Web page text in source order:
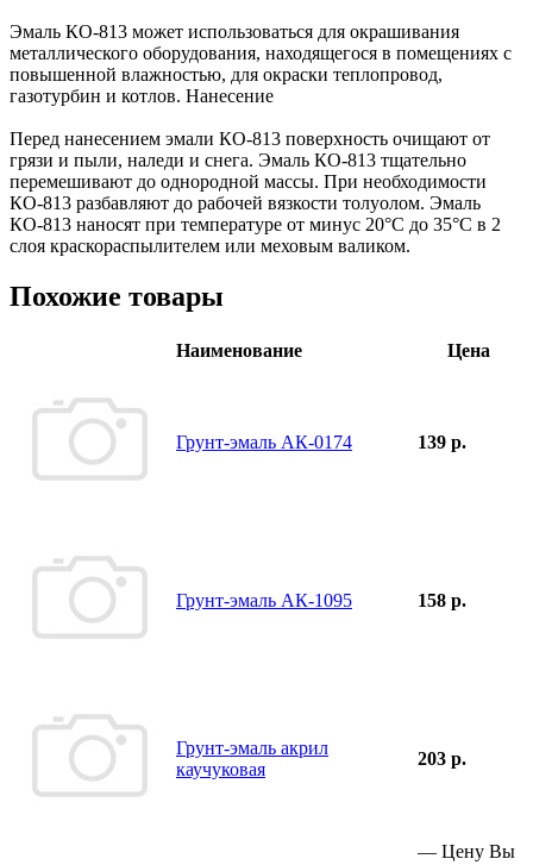
Эмаль КО-813 может использоваться для окрашивания
металлического оборудования, находящегося в помещениях с
повышенной влажностью, для окраски теплопровод,
газотурбин и котлов. Нанесение
Перед нанесением эмали КО-813 поверхность очищают от
грязи и пыли, наледи и снега. Эмаль КО-813 тщательно
перемешивают до однородной массы. При необходимости
КО-813 разбавляют до рабочей вязкости толуолом. Эмаль
КО-813 наносят при температуре от минус 20°C до 35°C в 2
слоя краскораспылителем или меховым валиком.
Похожие товары
Наименование Цена
Грунт-эмаль АК-0174 139 р.
Грунт-эмаль АК-1095 158 р.
Грунт-эмаль акрил
каучуковая
203 р.
— Цену Вы